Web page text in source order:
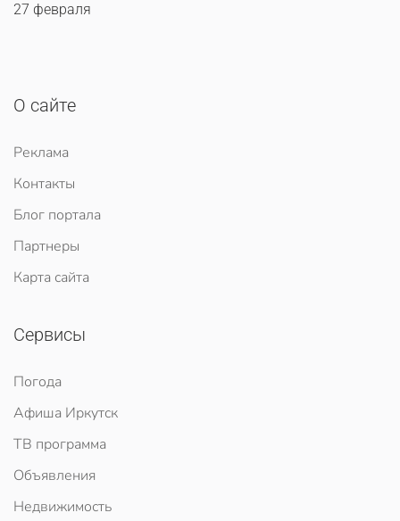
27 февраля
О сайте
Реклама
Контакты
Блог портала
Партнеры
Карта сайта
Сервисы
Погода
Афиша Иркутск
ТВ программа
Объявления
Недвижимость